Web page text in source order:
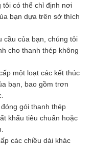
có thể chỉ định nơi
bạn dựa trên sở thích
cầu của bạn, chúng tôi
cho thanh thép không
một loạt các kết thúc
bạn, bao gồm trơn
gói thanh thép
khẩu tiêu chuẩn hoặc
các chiều dài khác